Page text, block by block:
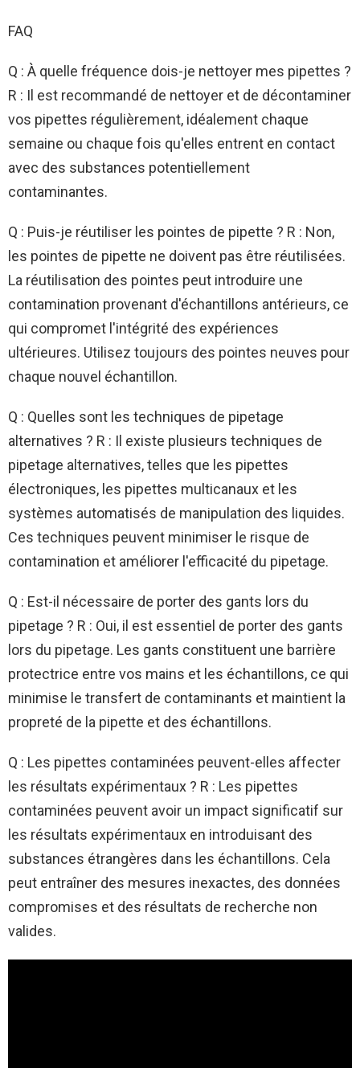
FAQ
Q : À quelle fréquence dois-je nettoyer mes pipettes ?
R : Il est recommandé de nettoyer et de décontaminer
vos pipettes régulièrement, idéalement chaque
semaine ou chaque fois qu'elles entrent en contact
avec des substances potentiellement
contaminantes.
Q : Puis-je réutiliser les pointes de pipette ? R : Non,
les pointes de pipette ne doivent pas être réutilisées.
La réutilisation des pointes peut introduire une
contamination provenant d'échantillons antérieurs, ce
qui compromet l'intégrité des expériences
ultérieures. Utilisez toujours des pointes neuves pour
chaque nouvel échantillon.
Q : Quelles sont les techniques de pipetage
alternatives ? R : Il existe plusieurs techniques de
pipetage alternatives, telles que les pipettes
électroniques, les pipettes multicanaux et les
systèmes automatisés de manipulation des liquides.
Ces techniques peuvent minimiser le risque de
contamination et améliorer l'efficacité du pipetage.
Q : Est-il nécessaire de porter des gants lors du
pipetage ? R : Oui, il est essentiel de porter des gants
lors du pipetage. Les gants constituent une barrière
protectrice entre vos mains et les échantillons, ce qui
minimise le transfert de contaminants et maintient la
propreté de la pipette et des échantillons.
Q : Les pipettes contaminées peuvent-elles affecter
les résultats expérimentaux ? R : Les pipettes
contaminées peuvent avoir un impact significatif sur
les résultats expérimentaux en introduisant des
substances étrangères dans les échantillons. Cela
peut entraîner des mesures inexactes, des données
compromises et des résultats de recherche non
valides.